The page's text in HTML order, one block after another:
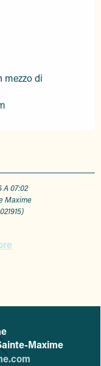
mezzo di
A 07:02
Maxime
)
tourisme de Sainte-
Maxime